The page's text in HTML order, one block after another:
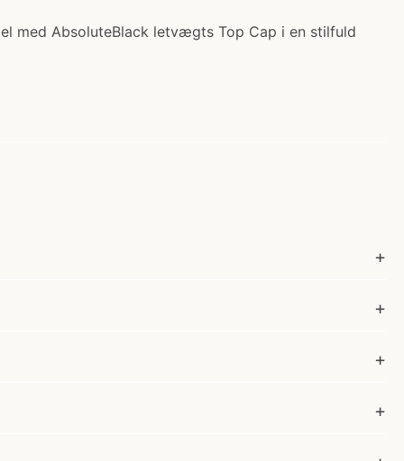
med AbsoluteBlack letvægts Top Cap i en stilfuld